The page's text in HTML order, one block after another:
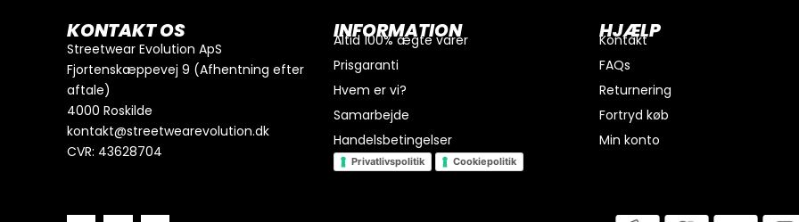
KONTAKT OS
Streetwear Evolution ApS
Fjortenskæppevej 9 (Afhentning efter
aftale)
4000 Roskilde
kontakt@streetwearevolution.dk
CVR: 43628704
INFORMATION
Altid 100% ægte varer
Prisgaranti
Hvem er vi?
Samarbejde
Handelsbetingelser
Privatlivspolitik Cookiepolitik
HJÆLP
Kontakt
FAQs
Returnering
Fortryd køb
Min konto